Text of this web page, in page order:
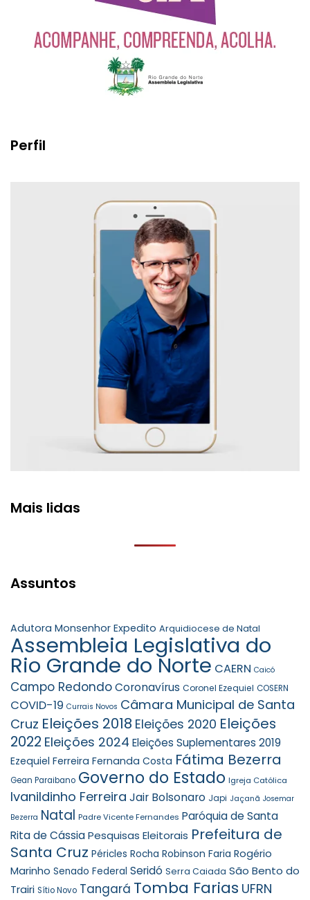
Perfil
Mais lidas
Assuntos
Adutora Monsenhor Expedito Arquidiocese de Natal
Assembleia Legislativa do
Rio Grande do Norte CAERN Caicó
Campo RedondoCoronavírus Coronel Ezequiel COSERN
COVID-19 Currais Novos Câmara Municipal de Santa
Cruz Eleições 2018 Eleições 2020 Eleições
2022 Eleições 2024 Eleições Suplementares 2019
Ezequiel Ferreira Fernanda Costa Fátima Bezerra
Gean Paraibano Governo do Estado Igreja Católica
Ivanildinho Ferreira Jair Bolsonaro Japi Jaçanã Josemar
Bezerra Natal Padre Vicente Fernandes Paróquia de Santa
Rita de CássiaPesquisas Eleitorais Prefeitura de
Santa Cruz Péricles Rocha Robinson Faria Rogério
Marinho Senado Federal Seridó Serra Caiada São Bento do
Trairi Sítio Novo Tangará Tomba Farias UFRN